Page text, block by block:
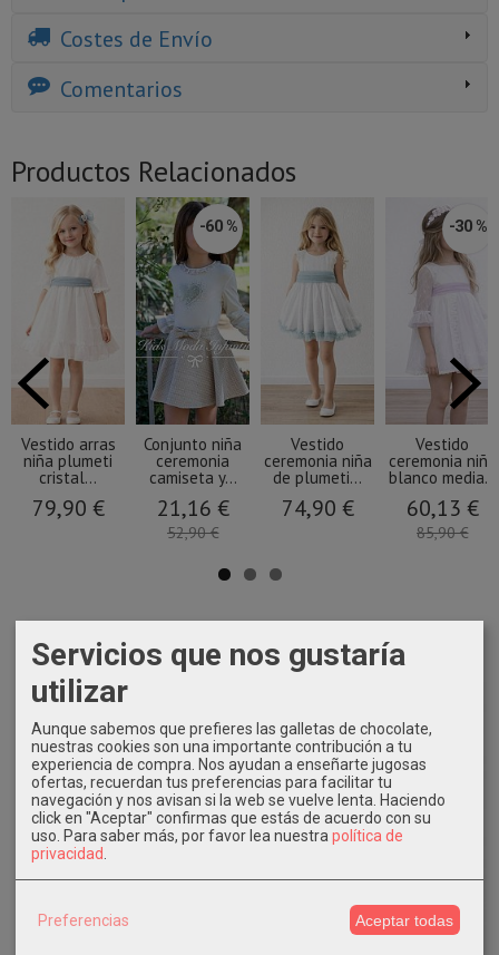
Costes de Envío
Comentarios
Productos Relacionados
Vestido arras
niña plumeti
cristal...
79,90 €
-60 %
Conjunto niña
ceremonia
camiseta y...
21,16 €
52,90 €
Vestido
ceremonia niña
de plumeti...
74,90 €
-30 %
Vestido
ceremonia niña
blanco media...
60,13 €
85,90 €
Servicios que nos gustaría
utilizar
Aunque sabemos que prefieres las galletas de chocolate,
nuestras cookies son una importante contribución a tu
experiencia de compra. Nos ayudan a enseñarte jugosas
ofertas, recuerdan tus preferencias para facilitar tu
navegación y nos avisan si la web se vuelve lenta. Haciendo
click en "Aceptar" confirmas que estás de acuerdo con su
uso. Para saber más, por favor lea nuestra política de
privacidad
Preferencias Aceptar todas